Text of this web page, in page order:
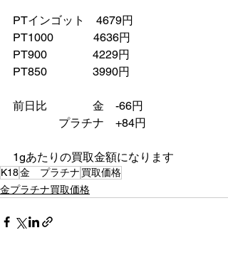
PTインゴット　4679円
PT1000　　　  4636円
PT900　　　　4229円
PT850　　　　3990円
前日比　　　　金　-66円
プラチナ　+84円
1gあたりの買取金額になります
K18金 プラチナ 買取価格
金プラチナ買取価格